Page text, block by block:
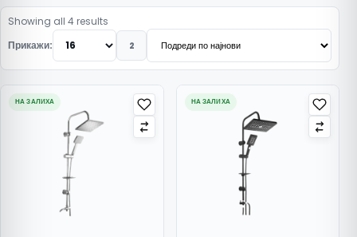
Showing all 4 results
Прикажи:
2
НА ЗАЛИХА НА ЗАЛИХА